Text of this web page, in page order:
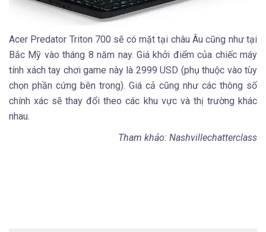
Acer Predator Triton 700 sẽ có mặt tại châu Âu cũng như tại
Bắc Mỹ vào tháng 8 năm nay. Giá khởi điểm của chiếc máy
tính xách tay chơi game này là 2999 USD (phụ thuộc vào tùy
chọn phần cứng bên trong). Giá cả cũng như các thông số
chính xác sẽ thay đổi theo các khu vực và thị trường khác
nhau.
Tham khảo: Nashvillechatterclass